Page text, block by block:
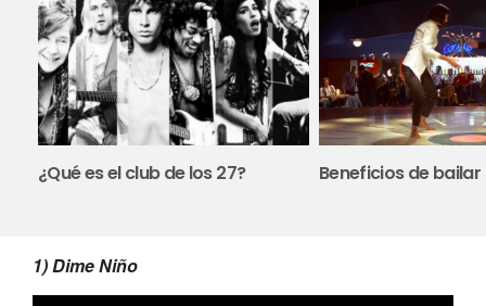
¿Qué es el club de los 27? Beneficios de bailar
1) Dime Niño